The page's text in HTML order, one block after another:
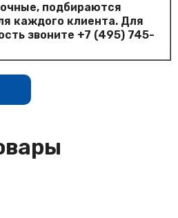
подбираются
каждого клиента. Для
звоните +7 (495) 745-